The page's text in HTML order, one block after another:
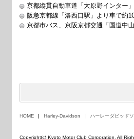
京都縦貫自動車道「大原野インター
阪急京都線「洛西口駅」より車で約
京都市バス、京阪京都交通「国道中
HOME Harley-Davidson ハーレーダビッド
Copyright(c) Kyoto Motor Club Corporation. All